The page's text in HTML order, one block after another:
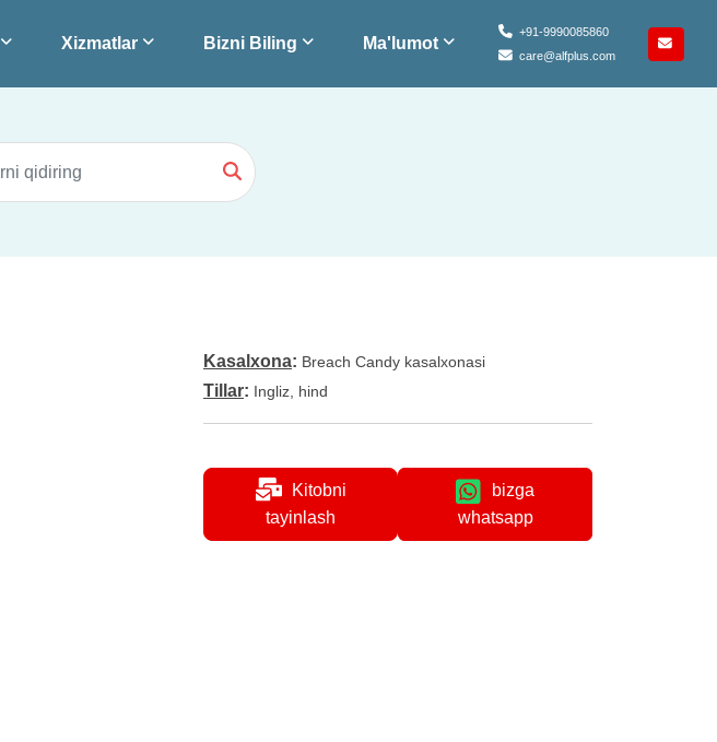
+91-9990085860
care@alfplus.com
Xizmatlar Bizni Biling Ma'lumot
Kasalxona: Breach Candy kasalxonasi
Tillar: Ingliz, hind
Kitobni
tayinlash
bizga
whatsapp